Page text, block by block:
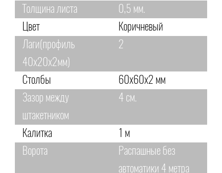
Толщина листа
0,5 мм.
Цвет
Коричневый
Лаги(профиль
40х20х2мм)
2
Столбы
60х60х2 мм
Зазор между
штакетником
4 см.
Калитка
1 м
Ворота
Распашные без
автоматики 4 метра